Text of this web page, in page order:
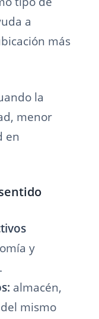
a
más
la
menor
en
y
almacén,
mismo